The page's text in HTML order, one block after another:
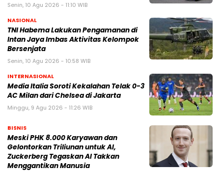
Senin, 10 Agu 2026 - 11:10 WIB
NASIONAL
TNI Habema Lakukan Pengamanan di
Intan Jaya Imbas Aktivitas Kelompok
Bersenjata
Senin, 10 Agu 2026 - 10:58 WIB
INTERNASIONAL
Media Italia Soroti Kekalahan Telak 0-3
AC Milan dari Chelsea di Jakarta
Minggu, 9 Agu 2026 - 11:26 WIB
BISNIS
Meski PHK 8.000 Karyawan dan
Gelontorkan Triliunan untuk AI,
Zuckerberg Tegaskan AI Takkan
Menggantikan Manusia